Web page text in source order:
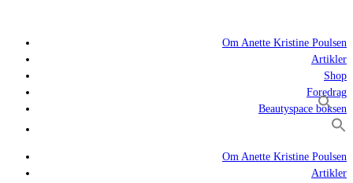
Om Anette Kristine Poulsen
Artikler
Shop
Foredrag
Beautyspace boksen
Om Anette Kristine Poulsen
Artikler